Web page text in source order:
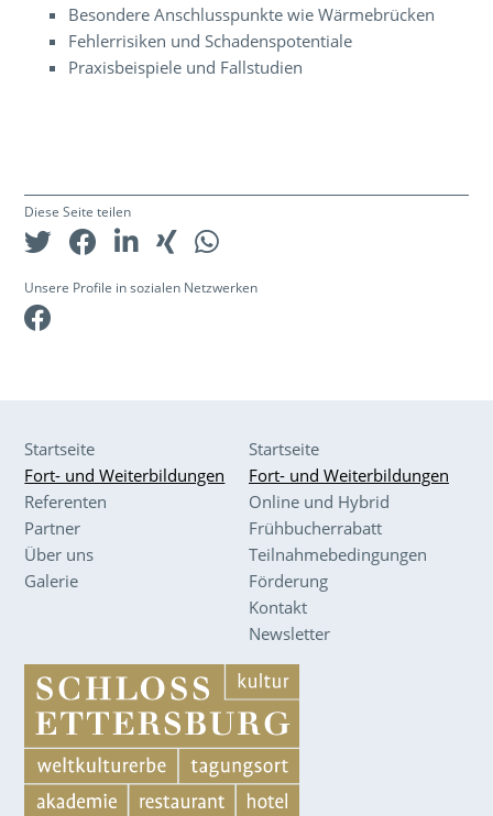
Besondere Anschlusspunkte wie Wärmebrücken
Fehlerrisiken und Schadenspotentiale
Praxisbeispiele und Fallstudien
Diese Seite teilen
Unsere Profile in sozialen Netzwerken
Startseite
Fort- und Weiterbildungen
Referenten
Partner
Über uns
Galerie
Startseite
Fort- und Weiterbildungen
Online und Hybrid
Frühbucherrabatt
Teilnahmebedingungen
Förderung
Kontakt
Newsletter